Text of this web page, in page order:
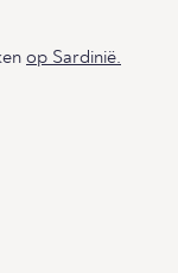
op Sardinië.